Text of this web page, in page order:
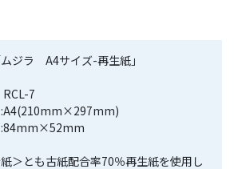
ジラ A4サイズ-再生紙」
7
＞とも古紙配合率70％再生紙を使用し